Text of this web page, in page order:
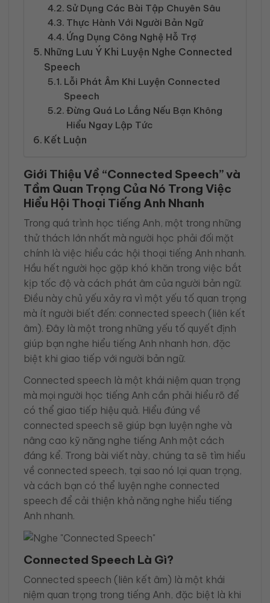
Sử Dụng Các Bài Tập Chuyên Sâu
Thực Hành Với Người Bản Ngữ
Ứng Dụng Công Nghệ Hỗ Trợ
Những Lưu Ý Khi Luyện Nghe Connected
Speech
Lỗi Phát Âm Khi Luyện Connected
Speech
Đừng Quá Lo Lắng Nếu Bạn Không
Hiểu Ngay Lập Tức
Kết Luận
Giới Thiệu Về “Connected Speech” và
Tầm Quan Trọng Của Nó Trong Việc
Hiểu Hội Thoại Tiếng Anh Nhanh
Trong quá trình học tiếng Anh, một trong những
thử thách lớn nhất mà người học phải đối mặt
chính là việc hiểu các hội thoại tiếng Anh nhanh.
Hầu hết người học gặp khó khăn trong việc bắt
kịp tốc độ và cách phát âm của người bản ngữ.
Điều này chủ yếu xảy ra vì một yếu tố quan trọng
mà ít người biết đến: connected speech (liên kết
âm). Đây là một trong những yếu tố quyết định
giúp bạn nghe hiểu tiếng Anh nhanh hơn, đặc
biệt khi giao tiếp với người bản ngữ.
Connected speech là một khái niệm quan trọng
mà mọi người học tiếng Anh cần phải hiểu rõ để
có thể giao tiếp hiệu quả. Hiểu đúng về
connected speech sẽ giúp bạn luyện nghe và
nâng cao kỹ năng nghe tiếng Anh một cách
đáng kể. Trong bài viết này, chúng ta sẽ tìm hiểu
về connected speech, tại sao nó lại quan trọng,
và cách bạn có thể luyện nghe connected
speech để cải thiện khả năng nghe hiểu tiếng
Anh nhanh.
Connected Speech Là Gì?
Connected speech (liên kết âm) là một khái
niệm quan trọng trong tiếng Anh, đặc biệt là khi